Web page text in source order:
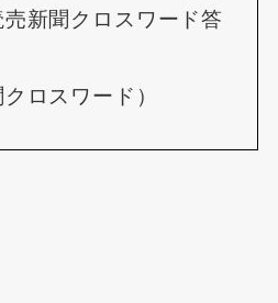
新聞クロスワード答
ロスワード）